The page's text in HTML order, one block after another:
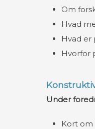
Om
Hvad
Hvad
Hvorfor
Under
Kort om